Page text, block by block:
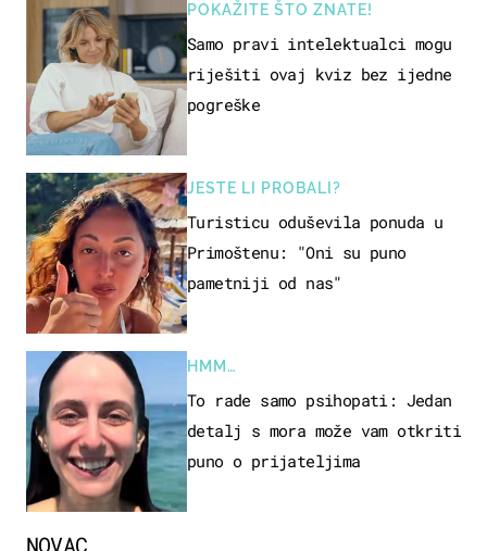
POKAŽITE ŠTO ZNATE!
Samo pravi intelektualci mogu
riješiti ovaj kviz bez ijedne
pogreške
JESTE LI PROBALI?
Turisticu oduševila ponuda u
Primoštenu: "Oni su puno
pametniji od nas"
HMM…
To rade samo psihopati: Jedan
detalj s mora može vam otkriti
puno o prijateljima
NOVAC